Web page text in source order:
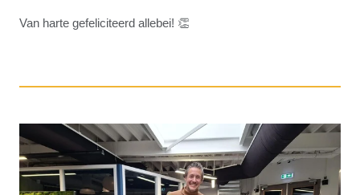
Van harte gefeliciteerd allebei! 👏